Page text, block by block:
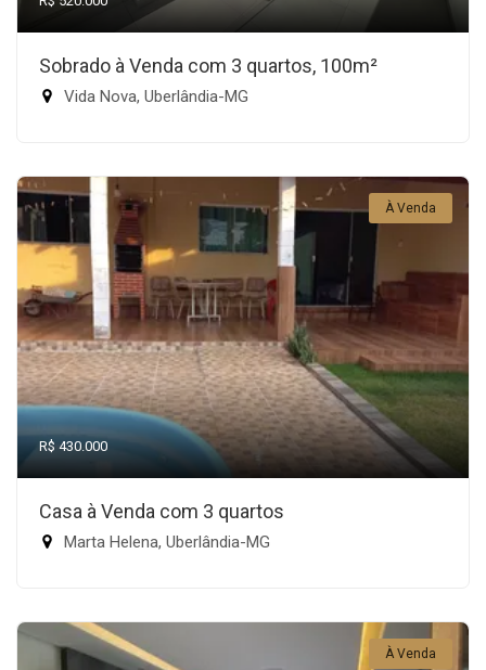
Sobrado à Venda com 3 quartos, 100m²
Vida Nova, Uberlândia-MG
À Venda
R$ 430.000
Casa à Venda com 3 quartos
Marta Helena, Uberlândia-MG
À Venda